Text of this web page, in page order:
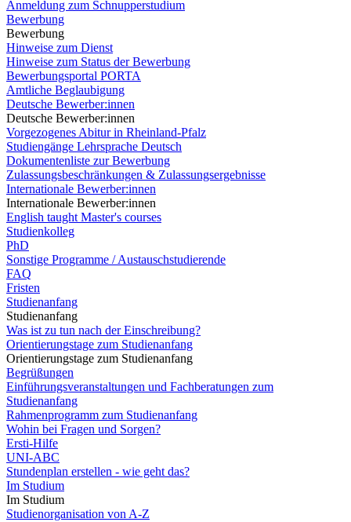
Anmeldung zum Schnupperstudium
Bewerbung
Bewerbung
Hinweise zum Dienst
Hinweise zum Status der Bewerbung
Bewerbungsportal PORTA
Amtliche Beglaubigung
Deutsche Bewerber:innen
Deutsche Bewerber:innen
Vorgezogenes Abitur in Rheinland-Pfalz
Studiengänge Lehrsprache Deutsch
Dokumentenliste zur Bewerbung
Zulassungsbeschränkungen & Zulassungsergebnisse
Internationale Bewerber:innen
Internationale Bewerber:innen
English taught Master's courses
Studienkolleg
PhD
Sonstige Programme / Austauschstudierende
FAQ
Fristen
Studienanfang
Studienanfang
Was ist zu tun nach der Einschreibung?
Orientierungstage zum Studienanfang
Orientierungstage zum Studienanfang
Begrüßungen
Einführungsveranstaltungen und Fachberatungen zum
Studienanfang
Rahmenprogramm zum Studienanfang
Wohin bei Fragen und Sorgen?
Ersti-Hilfe
UNI-ABC
Stundenplan erstellen - wie geht das?
Im Studium
Im Studium
Studienorganisation von A-Z